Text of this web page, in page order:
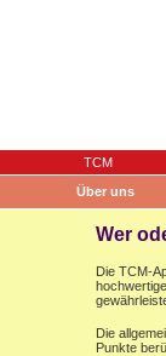
TCM
Über uns
Wer
Die TCM-
Die
Punkte